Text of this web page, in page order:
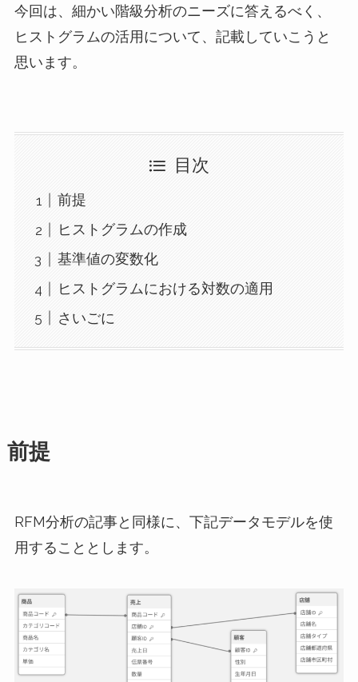
今回は、細かい階級分析のニーズに答えるべく、
ヒストグラムの活用について、記載していこうと
思います。
目次
前提
ヒストグラムの作成
基準値の変数化
ヒストグラムにおける対数の適用
さいごに
前提
RFM分析の記事と同様に、下記データモデルを使
用することとします。